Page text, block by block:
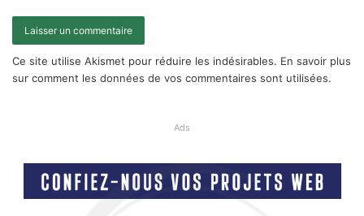
Ce site utilise Akismet pour réduire les indésirables. En savoir plus
sur comment les données de vos commentaires sont utilisées.
Ads